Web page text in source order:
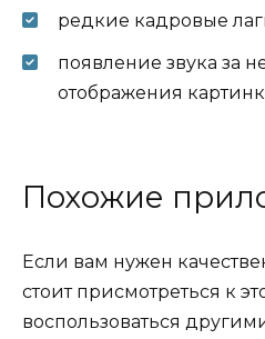
редкие кадровые
появление звука за
отображения
Похожие
Если вам нужен
стоит присмотреться к
воспользоваться